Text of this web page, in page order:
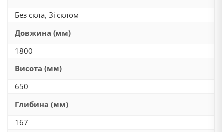
Без скла, Зі склом
Довжина (мм)
1800
Висота (мм)
650
Глибина (мм)
167